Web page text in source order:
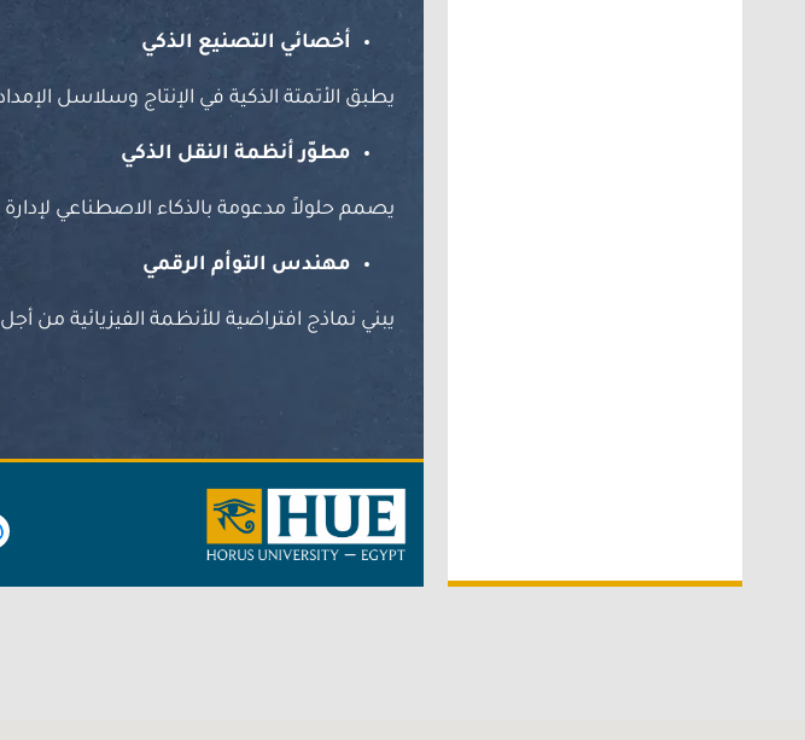
أخصائي التصنيع الذكي
يطبق الأتمتة الذكية في الإنتاج وسلاسل
مطوّر أنظمة النقل الذكي
يصمم حلولاً مدعومة بالذكاء الاصطناعي لإدارة
مهندس التوأم الرقمي
يبني نماذج افتراضية للأنظمة الفيزيائية من